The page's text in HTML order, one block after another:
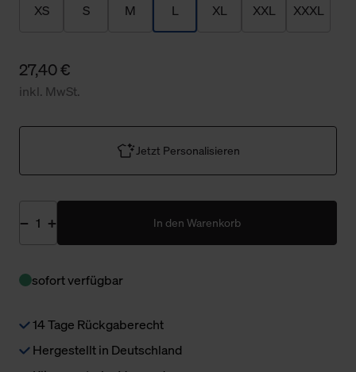
XS S M L XL XXL XXXL
27,40 €
inkl. MwSt.
Jetzt Personalisieren
In den Warenkorb
sofort verfügbar
14 Tage Rückgaberecht
Hergestellt in Deutschland